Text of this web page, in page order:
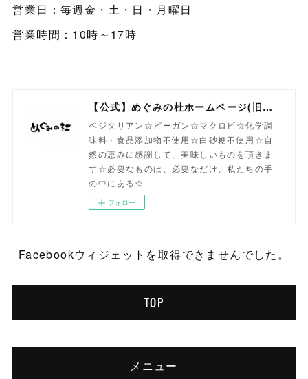
営業日：毎週金・土・日・月曜日
営業時間：10時～17時
【公式】めぐみの杜ホームページ(旧自然食工房）
ベジタリアン☆ビーガン☆マクロビ☆化学調
味料・食品添加物不使用☆白砂糖不使用☆自
然の恵みに感謝して、美味しいものを頂きま
す☆必要なものは、必要なだけ、私たちの手
の中にある☆
フォロー
Facebookウィジェットを取得できませんでした。
TOP
メニュー